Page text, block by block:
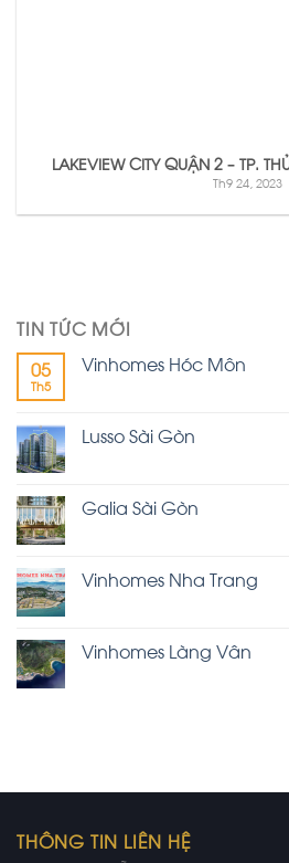
LAKEVIEW CITY QUẬN 2 – TP.
Th9 24, 2023
TIN TỨC MỚI
05
Th5
Vinhomes Hóc Môn
Lusso Sài Gòn
Galia Sài Gòn
Vinhomes Nha Trang
Vinhomes Làng Vân
THÔNG TIN LIÊN HỆ